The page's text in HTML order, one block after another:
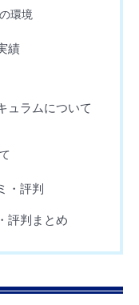
環境
績
ュラムについて
・評判
評判まとめ